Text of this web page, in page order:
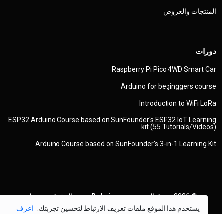
يستخدم هذا الموقع ملفات تعريف الارتباط لتحسين تجربتك. اعرف
المنتجات والعروض
دورات
Raspberry Pi Pico 4WD Smart Car
Arduino for beginggers course
Introduction to WiFi LoRa
ESP32 Arduino Course based on SunFounder's ESP32 IoT Learning
kit (55 Tutorials/Videos)
Arduino Course based on SunFounder's 3-in-1 Learning Kit
© 2026 حقوق النشر Robojax.com جميع الحقوق محفوظة